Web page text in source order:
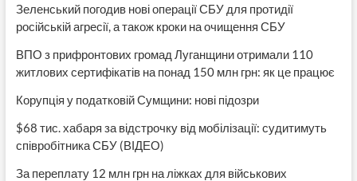
Зеленський погодив нові операції СБУ для протидії
російській агресії, а також кроки на очищення СБУ
ВПО з прифронтових громад Луганщини отримали 110
житлових сертифікатів на понад 150 млн грн: як це працює
Корупція у податковій Сумщини: нові підозри
$68 тис. хабаря за відстрочку від мобілізації: судитимуть
співробітника СБУ (ВІДЕО)
За переплату 12 млн грн на ліжках для військових